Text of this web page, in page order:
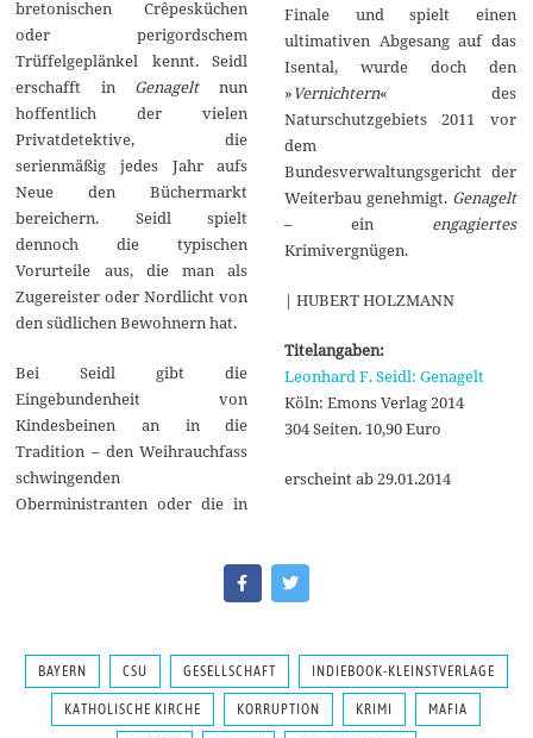
bretonischen Crêpesküchen
oder perigordschem
Trüffelgeplänkel kennt. Seidl
erschafft in Genageltnun
hoffentlich der vielen
Privatdetektive, die
serienmäßig jedes Jahr aufs
Neue den Büchermarkt
bereichern. Seidl spielt
dennoch die typischen
Vorurteile aus, die man als
Zugereister oder Nordlicht von
den südlichen Bewohnern hat.
Bei Seidl gibt die
Eingebundenheit von
Kindesbeinen an in die
Tradition – den Weihrauchfass
schwingenden
Oberministranten oder die in
Finale und spielt einen
ultimativen Abgesang auf das
Isental, wurde doch den
»Vernichtern« des
Naturschutzgebiets 2011 vor
dem
Bundesverwaltungsgericht der
Weiterbau genehmigt. Genagelt
– ein engagiertes
Krimivergnügen.
| HUBERT HOLZMANN
Titelangaben:
Leonhard F. Seidl: Genagelt
Köln: Emons Verlag 2014
304 Seiten. 10,90 Euro
erscheint ab 29.01.2014
BAYERN CSU GESELLSCHAFT INDIEBOOK-KLEINSTVERLAGE
KATHOLISCHE KIRCHE KORRUPTION KRIMI MAFIA